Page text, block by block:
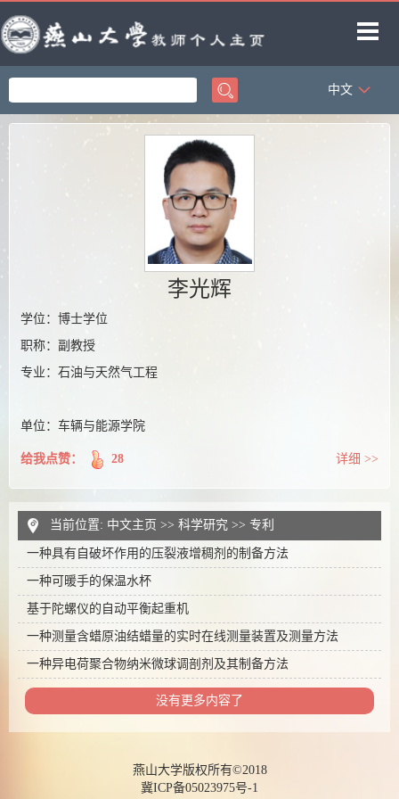
首页
科学研究
中文
李光辉
学位：博士学位
职称：副教授
专业：石油与天然气工程
单位：车辆与能源学院
给我点赞： 28 详细 >>
当前位置: 中文主页 >> 科学研究 >> 专利
一种具有自破坏作用的压裂液增稠剂的制备方法
一种可暖手的保温水杯
基于陀螺仪的自动平衡起重机
一种测量含蜡原油结蜡量的实时在线测量装置及测量方法
一种异电荷聚合物纳米微球调剖剂及其制备方法
没有更多内容了
燕山大学版权所有©2018
冀ICP备05023975号-1